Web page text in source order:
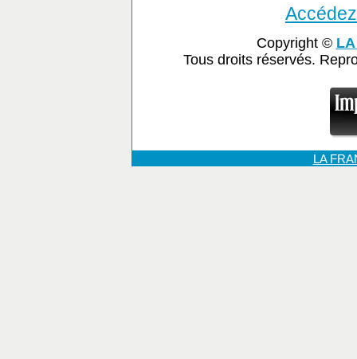
Copyright ©
Tous droits réservés.
LA